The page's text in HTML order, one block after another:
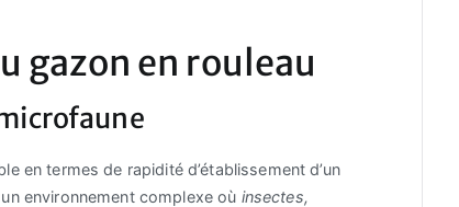
gazon en rouleau
en termes de rapidité d’établissement d’un
environnement complexe où insectes,